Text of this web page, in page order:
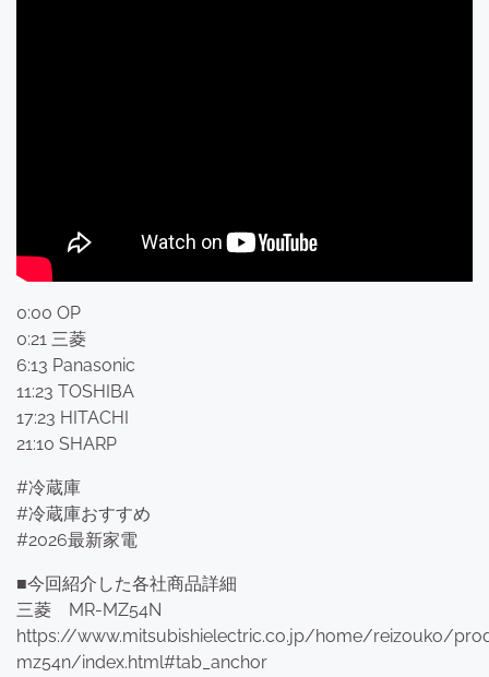
0:00 OP
0:21 三菱
6:13 Panasonic
11:23 TOSHIBA
17:23 HITACHI
21:10 SHARP
#冷蔵庫
#冷蔵庫おすすめ
#2026最新家電
■今回紹介した各社商品詳細
三菱 MR-MZ54N
https://www.mitsubishielectric.co.jp/home/reizouko/
mz54n/index.html#tab_anchor